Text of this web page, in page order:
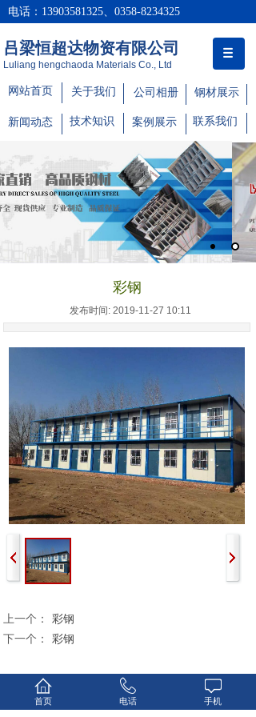
电话：13903581325、0358-8234325
钢材展示
公司相册
网站首页 关于我们
案例展示
新闻动态 技术知识
吕梁恒超达物资有限公司
Luliang hengchaoda Materials Co., Ltd
联系我们
彩钢
发布时间: 2019-11-27 10:11
上一个：
彩钢
下一个：
彩钢
首页 电话 手机